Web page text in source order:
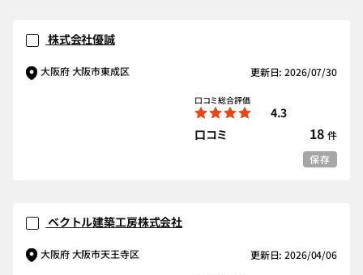
株式会社優誠
大阪府 大阪市東成区 更新日: 2026/07/30
口コミ総合評価
4.3
口コミ
18 件
保存
ベクトル建築工房株式会社
大阪府 大阪市天王寺区 更新日: 2026/04/06